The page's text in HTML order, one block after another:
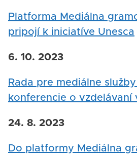
Platforma Mediálna
pripojí k iniciatíve Unesca
6. 10. 2023
Rada pre mediálne
konferencie o vzdelávaní
24. 8. 2023
Do platformy Mediálna